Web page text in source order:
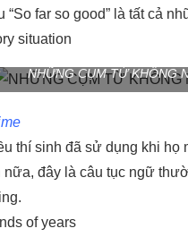
“So far so good” là tất cả
situation
NHỮNG CỤM TỪ KHÔNG
thí sinh đã sử dụng khi họ
nữa, đây là câu tục ngữ
of years